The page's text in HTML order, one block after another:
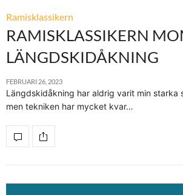
Ramisklassikern
RAMISKLASSIKERN
LÄNGDSKIDÅKNING
FEBRUARI 26, 2023
Längdskidåkning har aldrig varit min starka
men tekniken har mycket kvar…